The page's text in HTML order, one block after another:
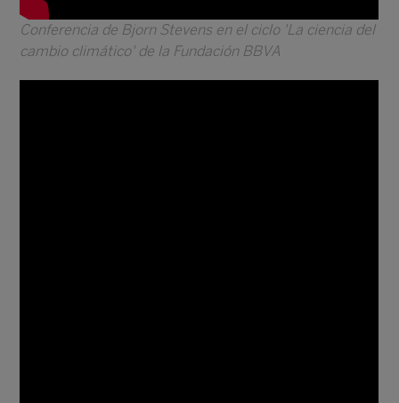
Conferencia de Bjorn Stevens en el ciclo 'La ciencia del
cambio climático' de la Fundación BBVA